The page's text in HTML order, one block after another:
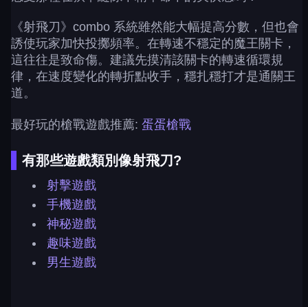
《射飛刀》combo 系統雖然能大幅提高分數，但也會
誘使玩家加快投擲頻率。在轉速不穩定的魔王關卡，
這往往是致命傷。建議先摸清該關卡的轉速循環規
律，在速度變化的轉折點收手，穩扎穩打才是通關王
道。
最好玩的槍戰遊戲推薦: 蛋蛋槍戰
有那些遊戲類別像射飛刀?
射擊遊戲
手機遊戲
神秘遊戲
趣味遊戲
男生遊戲